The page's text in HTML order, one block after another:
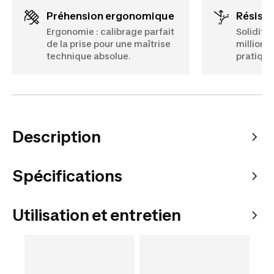
Préhension ergonomique
Ergonomie : calibrage parfait
de la prise pour une maîtrise
technique absolue.
Solidité
million
Description
Spécifications
Utilisation et entretien